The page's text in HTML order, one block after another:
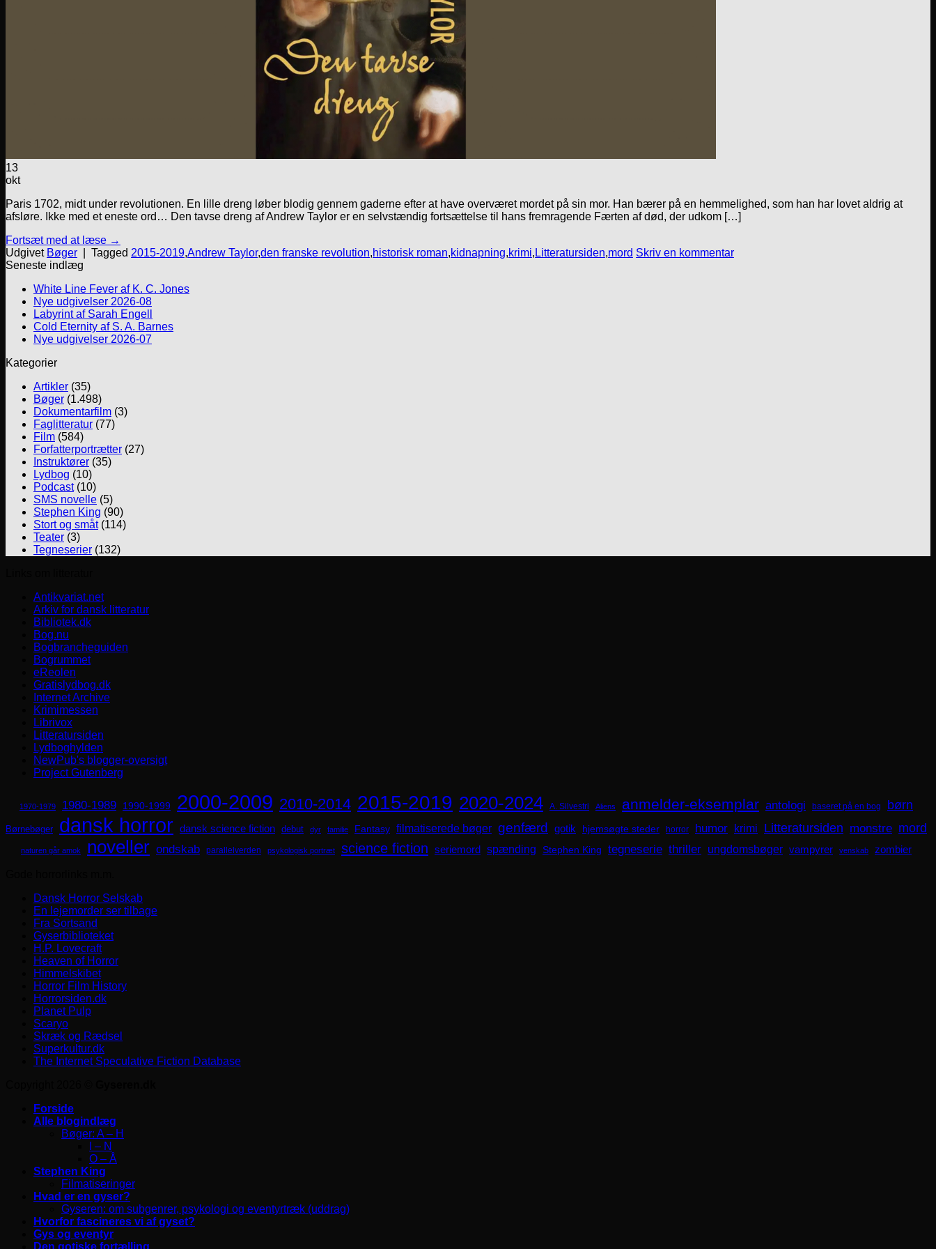
13
okt
Paris 1702, midt under revolutionen. En lille dreng løber blodig gennem gaderne efter at have overværet mordet på sin mor. Han bærer på en hemmelighed, som han har lovet aldrig at
afsløre. Ikke med et eneste ord… Den tavse dreng af Andrew Taylor er en selvstændig fortsættelse til hans fremragende Færten af død, der udkom […]
Fortsæt med at læse →
Udgivet Bøger Tagged 2015-2019,Andrew Taylor,den franske revolution,historisk roman,kidnapning,krimi, Litteratursiden,mord Skriv en kommentar
Seneste indlæg
White Line Fever af K. C. Jones
Nye udgivelser 2026-08
Labyrint af Sarah Engell
Cold Eternity af S. A. Barnes
Nye udgivelser 2026-07
Kategorier
Artikler (35)
Bøger (1.498)
Dokumentarfilm (3)
Faglitteratur (77)
Film (584)
Forfatterportrætter (27)
Instruktører (35)
Lydbog (10)
Podcast(10)
SMS novelle (5)
Stephen King (90)
Stort og småt(114)
Teater (3)
Tegneserier (132)
Antikvariat.net
Arkiv for dansk litteratur
Bibliotek.dk
Bog.nu
Bogbrancheguiden
Bogrummet
eReolen
Gratislydbog.dk
Internet Archive
Krimimessen
Librivox
Litteratursiden
Lydboghylden
NewPub's blogger-oversigt
Project Gutenberg
1970-1979 1980-1989 1990-1999 2000-2009 2010-2014 2015-2019 2020-2024 A. Silvestri Aliens anmelder-eksemplar antologi baseret på en bog børn
Børnebøger dansk horror dansk science fiction debut dyr familie Fantasy filmatiserede bøger genfærd gotik hjemsøgte steder horror humor krimi Litteratursiden monstre mord
naturen går amok noveller ondskab parallelverden psykologisk portræt science fiction seriemord spænding Stephen King tegneserie thriller ungdomsbøger vampyrer venskab zombier
Dansk Horror Selskab
En lejemorder ser tilbage
Fra Sortsand
Gyserbiblioteket
H.P. Lovecraft
Heaven of Horror
Himmelskibet
Horror Film History
Horrorsiden.dk
Planet Pulp
Scaryo
Skræk og Rædsel
Superkultur.dk
The Internet Speculative Fiction Database
Forside
Alle blogindlæg
Bøger: A – H
I – N
O – Å
Stephen King
Filmatiseringer
Hvad er en gyser?
Gyseren: om subgenrer, psykologi og eventyrtræk (uddrag)
Hvorfor fascineres vi af gyset?
Gys og eventyr